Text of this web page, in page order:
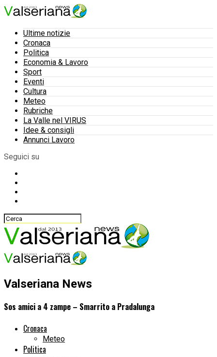
Ultime notizie
Cronaca
Politica
Economia & Lavoro
Sport
Eventi
Cultura
Meteo
Rubriche
La Valle nel VIRUS
Idee & consigli
Annunci Lavoro
Seguici su
Valseriana News
Sos amici a 4 zampe – Smarrito a Pradalunga
Cronaca
Meteo
Politica